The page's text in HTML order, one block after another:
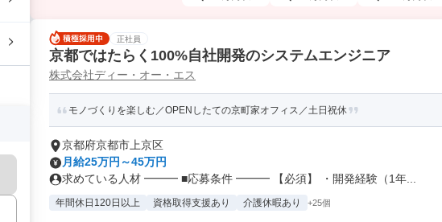
正社員
京都ではたらく100%自社開発のシステムエンジニア
株式会社ディー・オー・エス
モノづくりを楽しむ／OPENしたての京町家オフィス／土日祝休
京都府京都市上京区
月給25万円～45万円
求めている人材 ━━━ ■応募条件 ━━━ 【必須】 ・開発経験（1年...
年間休日120日以上 資格取得支援あり 介護休暇あり +25個